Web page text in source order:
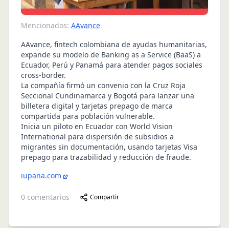
Mencionados: AAvance
AAvance, fintech colombiana de ayudas humanitarias,
expande su modelo de Banking as a Service (BaaS) a
Ecuador, Perú y Panamá para atender pagos sociales
cross-border.
La compañía firmó un convenio con la Cruz Roja
Seccional Cundinamarca y Bogotá para lanzar una
billetera digital y tarjetas prepago de marca
compartida para población vulnerable.
Inicia un piloto en Ecuador con World Vision
International para dispersión de subsidios a
migrantes sin documentación, usando tarjetas Visa
prepago para trazabilidad y reducción de fraude.
iupana.com
0 comentarios Compartir